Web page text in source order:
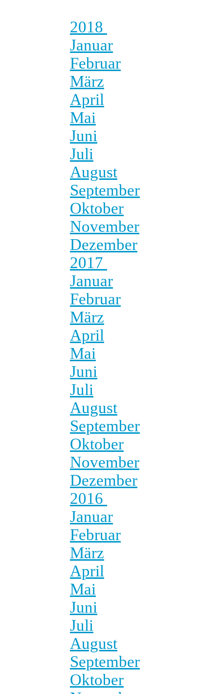
2018
Januar
Februar
März
April
Mai
Juni
Juli
August
September
Oktober
November
Dezember
2017
Januar
Februar
März
April
Mai
Juni
Juli
August
September
Oktober
November
Dezember
2016
Januar
Februar
März
April
Mai
Juni
Juli
August
September
Oktober